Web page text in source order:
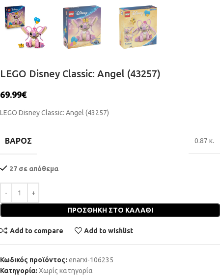
LEGO Disney Classic: Angel (43257)
69.99€
LEGO Disney Classic: Angel (43257)
ΒΆΡΟΣ 0.87 κ.
27 σε απόθεμα
ΠΡΟΣΘΉΚΗ ΣΤΟ ΚΑΛΆΘΙ
Add to compare Add to wishlist
Κωδικός προϊόντος: enarxi-106235
Κατηγορία: Χωρίς κατηγορία